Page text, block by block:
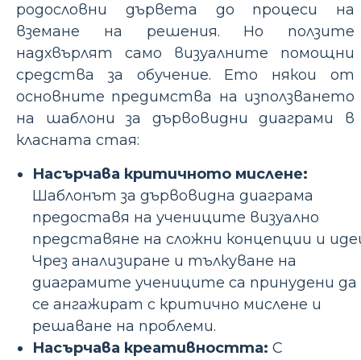
родословни дървета до процеси на
вземане на решения. Но ползите
надхвърлят само визуалните помощни
средства за обучение. Ето някои от
основните предимства на използването
на шаблони за дървовидни диаграми в
класната стая:
Насърчава критичното мислене:
Шаблонът за дървовидна диаграма
предоставя на учениците визуално
представяне на сложни концепции и
Чрез анализиране и тълкуване на
диаграмите учениците са принудени да
се ангажират с критично мислене и
решаване на проблеми.
Насърчава креативността: С